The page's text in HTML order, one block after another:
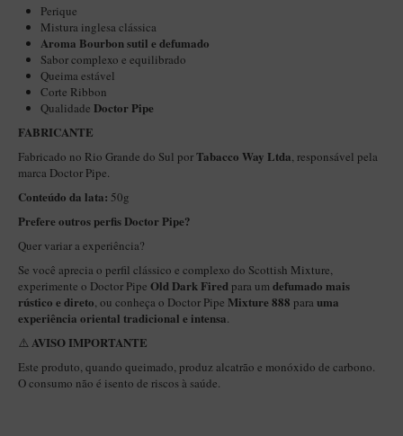
New Rose Polido
Petrus
Piccolo
Premium
Sextavado
Zuccardi
Hobby
Speciale
BB Liso e Rústico
Barolo
CACHIMBOS ARTESANAIS DE BRIAR ITALIANO
Perique
Mistura inglesa clássica
Aroma Bourbon sutil e defumado
Sabor complexo e equilibrado
Queima estável
Corte Ribbon
Qualidade Doctor Pipe
FABRICANTE
Fabricado no Rio Grande do Sul porTabacco Way Ltda, responsável pela
marca Doctor Pipe.
Conteúdo da lata: 50g
Prefere outros perfis Doctor Pipe?
Quer variar a experiência?
Se você aprecia o perfil clássico e complexo do Scottish Mixture,
experimente o Doctor Pipe Old Dark Fired para umdefumado mais
rústico e direto, ou conheça o Doctor Pipe Mixture 888 para uma
experiência oriental tradicional e intensa.
⚠️AVISO IMPORTANTE
Este produto, quando queimado, produz alcatrão e monóxido de carbono.
O consumo não é isento de riscos à saúde.